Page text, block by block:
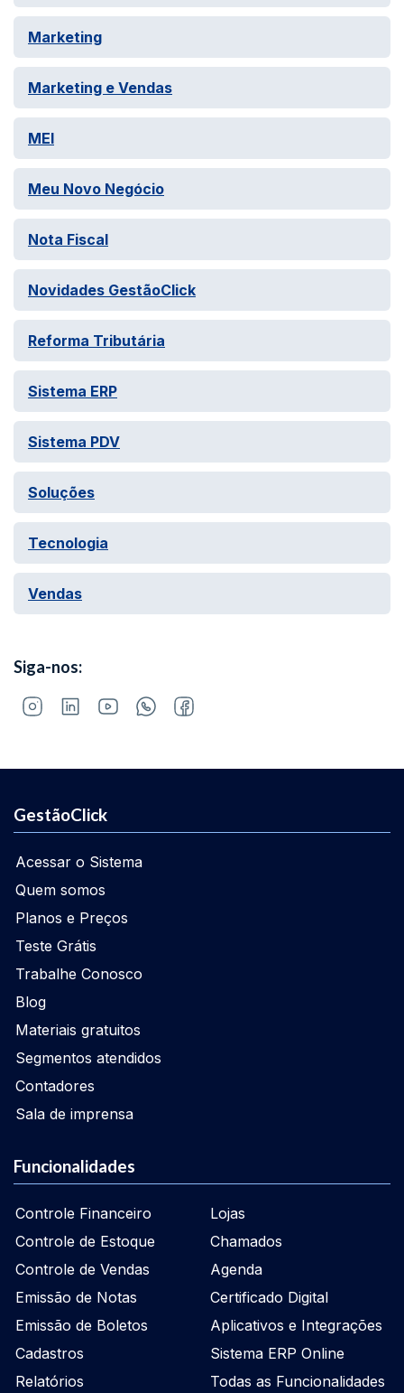
Marketing
Marketing e Vendas
MEI
Meu Novo Negócio
Nota Fiscal
Novidades GestãoClick
Reforma Tributária
Sistema ERP
Sistema PDV
Soluções
Tecnologia
Vendas
Siga-nos:
GestãoClick
Acessar o Sistema
Quem somos
Planos e Preços
Teste Grátis
Trabalhe Conosco
Blog
Materiais gratuitos
Segmentos atendidos
Contadores
Sala de imprensa
Funcionalidades
Controle Financeiro
Controle de Estoque
Controle de Vendas
Emissão de Notas
Emissão de Boletos
Cadastros
Relatórios
Lojas
Chamados
Agenda
Certificado Digital
Aplicativos e Integrações
Sistema ERP Online
Todas as Funcionalidades